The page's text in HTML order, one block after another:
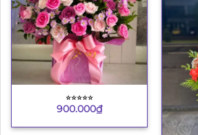
⭐︎⭐︎⭐︎⭐︎⭐︎
900.000₫